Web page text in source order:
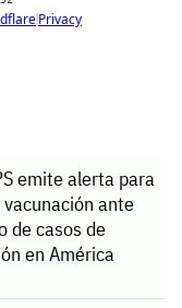
emite alerta para
ante
de casos de
en América